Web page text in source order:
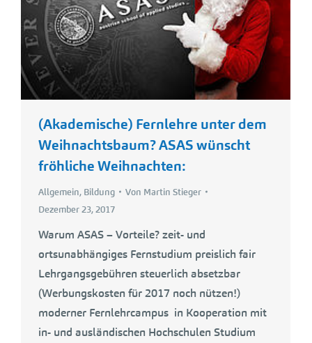
(Akademische) Fernlehre unter dem
Weihnachtsbaum? ASAS wünscht
fröhliche Weihnachten:
Allgemein, Bildung Von Martin Stieger
Dezember 23, 2017
Warum ASAS – Vorteile? zeit- und
ortsunabhängiges Fernstudium preislich fair
Lehrgangsgebühren steuerlich absetzbar
(Werbungskosten für 2017 noch nützen!)
moderner Fernlehrcampus in Kooperation mit
in- und ausländischen Hochschulen Studium